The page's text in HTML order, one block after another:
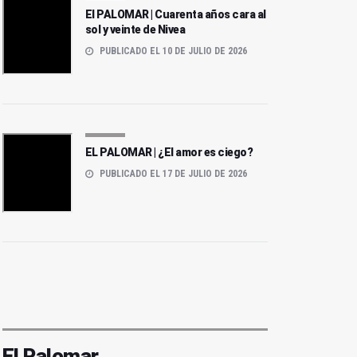
El PALOMAR | Cuarenta años cara al
sol y veinte de Nivea
PUBLICADO EL 10 DE JULIO DE 2026
EL PALOMAR | ¿El amor es ciego?
PUBLICADO EL 17 DE JULIO DE 2026